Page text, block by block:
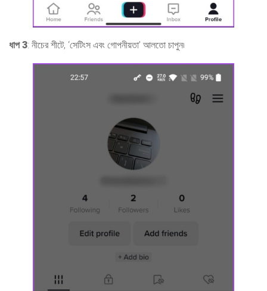
ধাপ 3: নীচের শীটে, ‘সেটিংস এবং গোপনীয়তা’ আলতো চাপুন৷